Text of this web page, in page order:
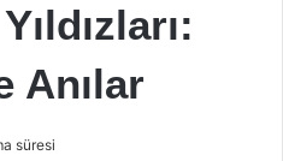
Anılar
süresi